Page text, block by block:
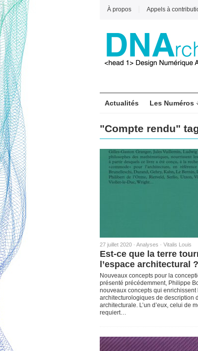
À propos Appels à
Actualités Les Numéros
"Compte rendu"
27 juillet 2020 · Analyses · Vitalis Louis
Est-ce que la terre
l’espace architectural
Nouveaux concepts pour la
présenté précédemment, Philippe
nouveaux concepts qui enrichissent
architecturologiques de description
architecturale. L’un d’eux, celui de
requiert…